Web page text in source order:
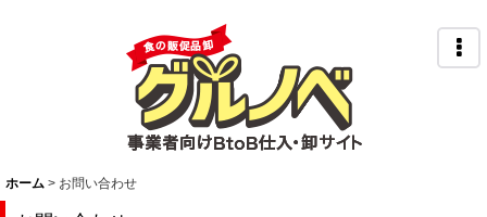
ホーム > お問い合わせ